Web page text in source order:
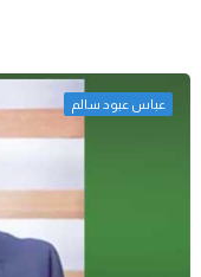
عباس عبود سالم